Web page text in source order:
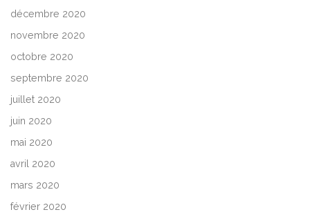
décembre 2020
novembre 2020
octobre 2020
septembre 2020
juillet 2020
juin 2020
mai 2020
avril 2020
mars 2020
février 2020